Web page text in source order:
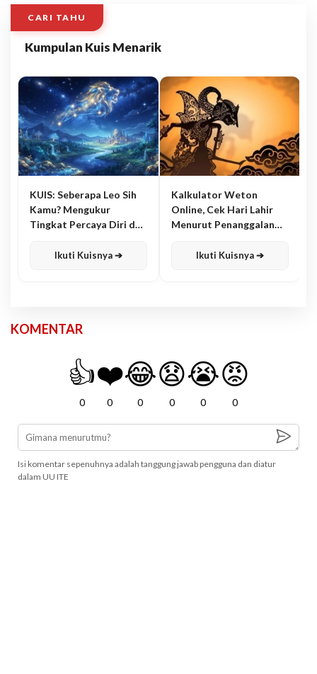
CARI TAHU
Kumpulan Kuis Menarik
KUIS: Seberapa Leo Sih
Kamu? Mengukur
Tingkat Percaya Diri dan
Ikuti Kuisnya ➔
Kalkulator Weton
Online, Cek Hari Lahir
Menurut Penanggalan
Ikuti Kuisnya ➔
KOMENTAR
👍
0
❤️
0
😂
0
😧
0
😭
0
😡
0
Isi komentar sepenuhnya adalah tanggung jawab pengguna dan diatur
dalam UU ITE